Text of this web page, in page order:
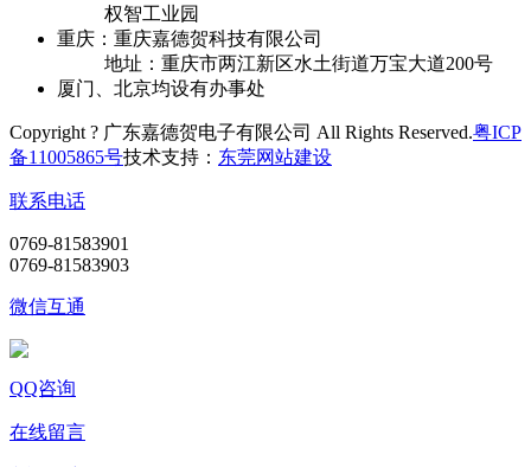
权智工业园
重庆：重庆嘉德贺科技有限公司
地址：重庆市两江新区水土街道万宝大道200号
厦门、北京均设有办事处
Copyright ? 广东嘉德贺电子有限公司 All Rights Reserved.粤ICP
备11005865号技术支持： 东莞网站建设
联系电话
0769-81583901
0769-81583903
微信互通
QQ咨询
在线留言